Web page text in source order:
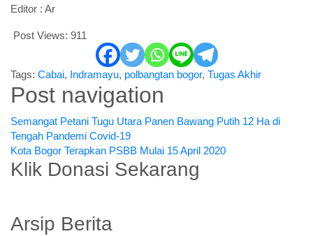
Editor : Ar
Post Views: 911
Tags: Cabai, Indramayu, polbangtan bogor, Tugas Akhir
Post navigation
Semangat Petani Tugu Utara Panen Bawang Putih 12 Ha di
Tengah Pandemi Covid-19
Kota Bogor Terapkan PSBB Mulai 15 April 2020
Klik Donasi Sekarang
Arsip Berita